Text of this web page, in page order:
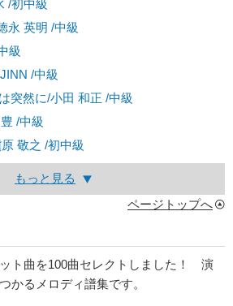
/初中級
永 英明 /中級
級
/中級
突然に/小田 和正 /中級
/中級
敬之 /初中級
もっと見る
ページトップへ
ット曲を100曲セレクトしました！ 演
かるメロディ譜集です。